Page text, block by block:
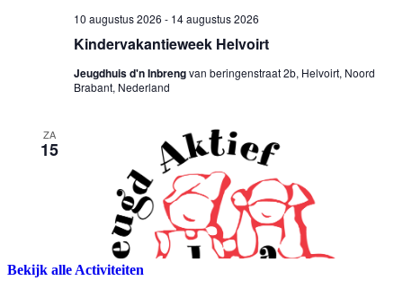
Bekijk alle Activiteiten